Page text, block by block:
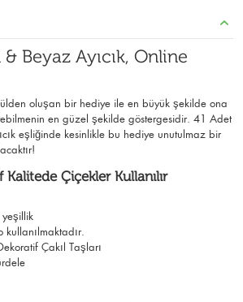
& Beyaz Ayıcık, Online
oluşan bir hediye ile en büyük şekilde ona
en güzel şekilde göstergesidir. 41 Adet
eşliğinde kesinlikle bu hediye unutulmaz bir
Kalitede Çiçekler Kullanılır
kullanılmaktadır.
Çakıl Taşları